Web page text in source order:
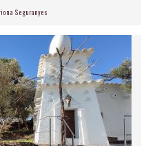
Seguranyes